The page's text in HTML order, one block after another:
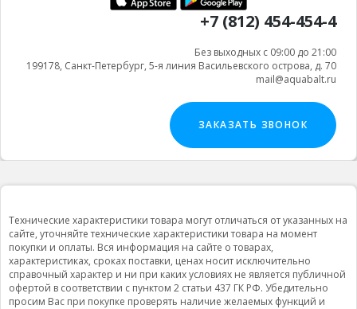
+7 (812) 454-454-4
Без выходных с 09:00 до 21:00
199178, Санкт-Петербург, 5-я линия Васильевского острова, д. 70
mail@aquabalt.ru
ЗАКАЗАТЬ ЗВОНОК
Технические характеристики товара могут отличаться от указанных на
сайте, уточняйте технические характеристики товара на момент
покупки и оплаты. Вся информация на сайте о товарах,
характеристиках, сроках поставки, ценах носит исключительно
справочный характер и ни при каких условиях не является публичной
офертой в соответствии с пунктом 2 статьи 437 ГК РФ. Убедительно
просим Вас при покупке проверять наличие желаемых функций и